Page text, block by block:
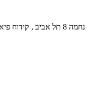
נחמה 8 תל אביב , קידוח פיאזומטר לעומק 12 מטר והשפלת מי תהום